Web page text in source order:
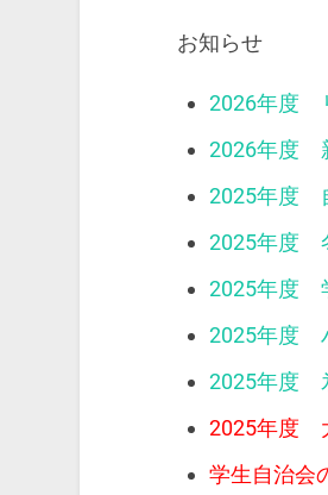
お知らせ
2026年度
2026年度
2025年度
2025年度
2025年度
2025年度
2025年度
2025年度
学生自治会